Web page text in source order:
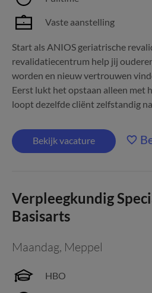
Vaste aanstelling
Start als ANIOS geriatrische
revalidatiecentrum help jij
worden en nieuw vertrouwen
Eerst lukt het opstaan alleen met
loopt dezelfde cliënt zelfstandig
Bekijk vacature
Verpleegkundig
Basisarts
Maandag, Meppel
HBO